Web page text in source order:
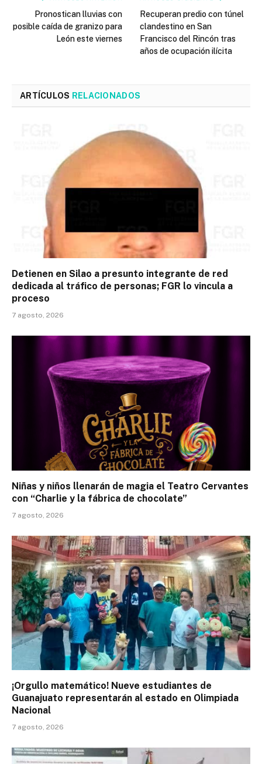
Pronostican lluvias con
posible caída de granizo para
León este viernes
Recuperan predio con túnel
clandestino en San
Francisco del Rincón tras
años de ocupación ilícita
ARTÍCULOS RELACIONADOS
Detienen en Silao a presunto integrante de red
dedicada al tráfico de personas; FGR lo vincula a
proceso
7 agosto, 2026
Niñas y niños llenarán de magia el Teatro Cervantes
con “Charlie y la fábrica de chocolate”
7 agosto, 2026
¡Orgullo matemático! Nueve estudiantes de
Guanajuato representarán al estado en Olimpiada
Nacional
7 agosto, 2026